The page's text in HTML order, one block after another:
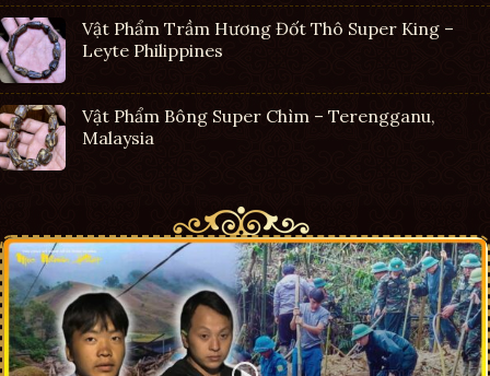
Vật Phẩm Trầm Hương Đốt Thô Super King –
Leyte Philippines
Vật Phẩm Bông Super Chìm – Terengganu,
Malaysia